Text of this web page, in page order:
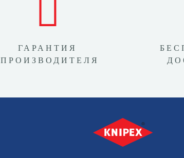
ГАРАНТИЯ
ПРОИЗВОДИТЕЛЯ